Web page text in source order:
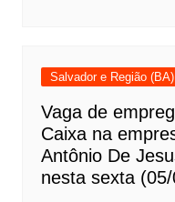
Salvador e Região (BA)
Vaga de
Caixa na
Antônio De
nesta sexta